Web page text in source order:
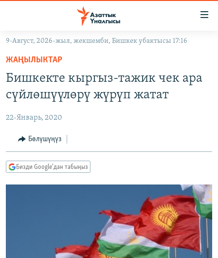
Навигацияга
өтүңүз
Издөөгө
салыңыз
ЭКОНОМИКА
МАДАНИЯТ
БОРБОР АЗИЯ
УКРАИНА
АТАЙЫН ИЛИКТӨӨ
ТВ ПРОГРАММАЛАР
ЭКСПЕРТТЕР ТАЛДАЙТ
ӨЗГӨЧӨ ПИКИР
9-Август, 2026-жыл, жекшемби, Бишкек убактысы 17:16
ЖАҢЫЛЫКТАР
Бишкекте кыргыз-тажик чек ара
сүйлөшүүлөрү жүрүп жатат
22-Январь, 2020
Бөлүшүңүз
Бизди Google'дан табыңыз